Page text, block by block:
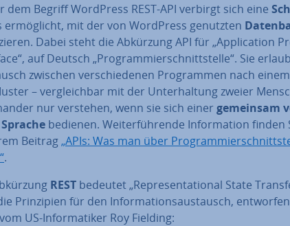
dem Begriff WordPress REST-API verbirgt sich eine
er­mög­licht, mit der von WordPress genutzten
Dabei steht die Abkürzung API für „Ap­pli­ca­ti­on
auf Deutsch „Pro­gram­mier­schnitt­stel­le“. Sie
zwischen ver­schie­de­nen Pro­gram­men nach
– ver­gleich­bar mit der Un­ter­hal­tung zweier
nur verstehen, wenn sie sich einer gemeinsam
bedienen. Wei­ter­füh­ren­de In­for­ma­ti­on finden
Beitrag„APIs: Was man über
.
REST bedeutet „Re­pre­sen­ta­tio­nal State
Prin­zi­pi­en für den In­for­ma­ti­ons­aus­tausch,
US-In­for­ma­ti­ker Roy Fielding: